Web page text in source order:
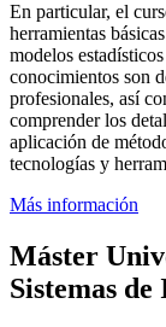
En particular, el
herramientas
modelos
conocimientos son
profesionales, así
comprender los
aplicación de
tecnologías y
Más información
Máster
Sistemas